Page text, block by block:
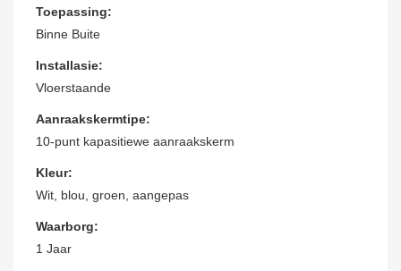
Toepassing:
Binne Buite
Installasie:
Vloerstaande
Aanraakskermtipe:
10-punt kapasitiewe aanraakskerm
Kleur:
Wit, blou, groen, aangepas
Waarborg:
1 Jaar